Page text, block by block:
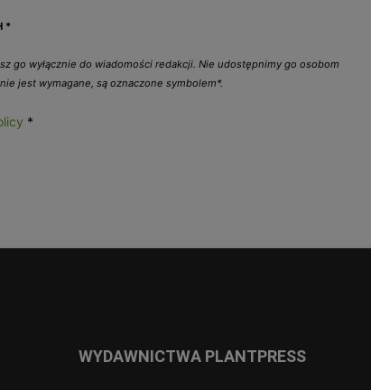
*
go wyłącznie do wiadomości redakcji. Nie udostępnimy go osobom
jest wymagane, są oznaczone symbolem*.
*
WYDAWNICTWA PLANTPRESS